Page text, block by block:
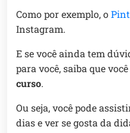
Como por exemplo, o
Instagram.
E se você ainda tem
para você, saiba que
curso.
Ou seja, você pode
dias e ver se gosta da